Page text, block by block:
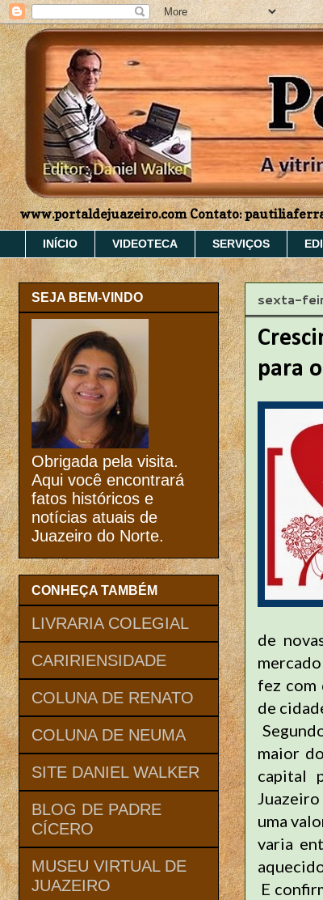
www.portaldejuazeiro.com Contato:
INÍCIO VIDEOTECA SERVIÇOS
sexta-
para
de
fez com
de
maior
capital
uma
varia
E
SEJA BEM-VINDO
Obrigada pela visita.
Aqui você encontrará
fatos históricos e
notícias atuais de
Juazeiro do Norte.
CONHEÇA TAMBÉM
LIVRARIA COLEGIAL
CARIRIENSIDADE
COLUNA DE RENATO
COLUNA DE NEUMA
SITE DANIEL WALKER
BLOG DE PADRE
CÍCERO
MUSEU VIRTUAL DE
JUAZEIRO